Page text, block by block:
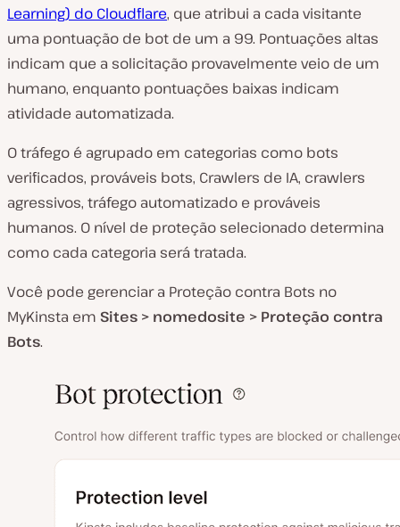
Learning) do Cloudflare, que atribui a cada visitante
uma pontuação de bot de um a 99. Pontuações altas
indicam que a solicitação provavelmente veio de um
humano, enquanto pontuações baixas indicam
atividade automatizada.
O tráfego é agrupado em categorias como bots
verificados, prováveis bots, Crawlers de IA, crawlers
agressivos, tráfego automatizado e prováveis
humanos. O nível de proteção selecionado determina
como cada categoria será tratada.
Você pode gerenciar a Proteção contra Bots no
MyKinsta em Sites > nomedosite > Proteção contra
Bots.